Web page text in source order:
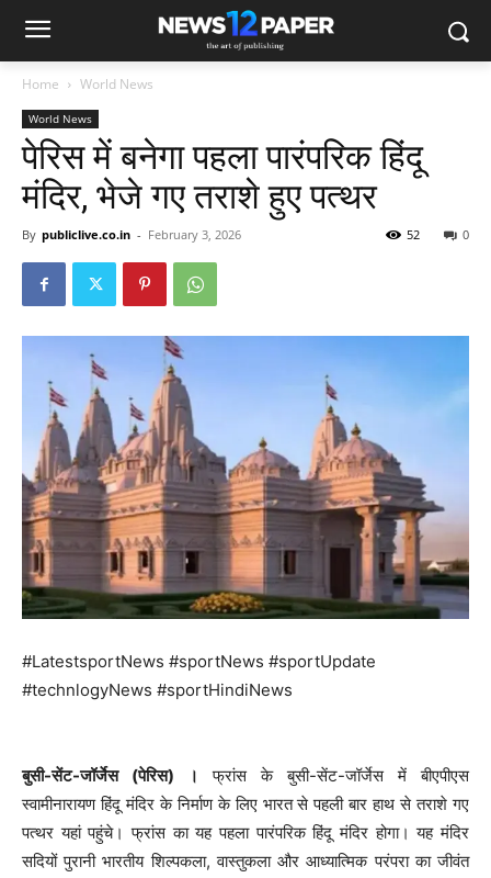
Home World News
World News
पेरिस में बनेगा पहला पारंपरिक हिंदू
मंदिर, भेजे गए तराशे हुए पत्थर
By publiclive.co.in - February 3, 2026 0
52
#LatestsportNews #sportNews #sportUpdate
#technlogyNews #sportHindiNews
बुसी-सेंट-जॉर्जेस (पेरिस) ।
फ्रांस के बुसी-सेंट-जॉर्जेस में बीएपीएस
स्वामीनारायण हिंदू मंदिर के निर्माण के लिए भारत से पहली बार हाथ से तराशे गए
पत्थर यहां पहुंचे। फ्रांस का यह पहला पारंपरिक हिंदू मंदिर होगा। यह मंदिर
सदियों पुरानी भारतीय शिल्पकला, वास्तुकला और आध्यात्मिक परंपरा का जीवंत